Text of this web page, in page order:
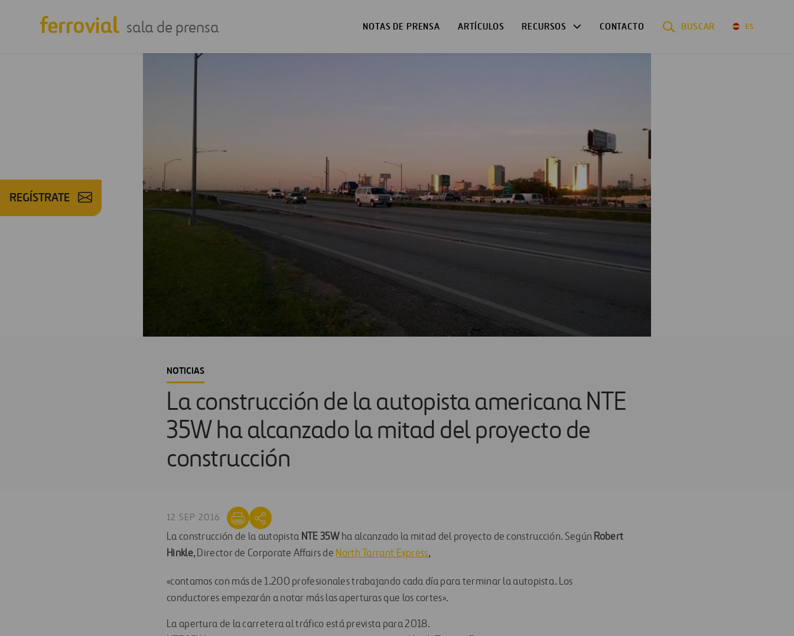
sala de prensa NOTAS DE PRENSA ARTÍCULOS RECURSOS CONTACTO BUSCAR ES
REGÍSTRATE
NOTICIAS
La construcción de la autopista americana NTE
35W ha alcanzado la mitad del proyecto de
construcción
12 SEP 2016
La construcción de la autopista NTE 35W ha alcanzado la mitad del proyecto de construcción. Según Robert
Hinkle, Director de Corporate Affairs de North Tarrant Express,
«contamos con más de 1.200 profesionales trabajando cada día para terminar la autopista. Los
conductores empezarán a notar más las aperturas que los cortes».
La apertura de la carretera al tráfico está prevista para 2018.